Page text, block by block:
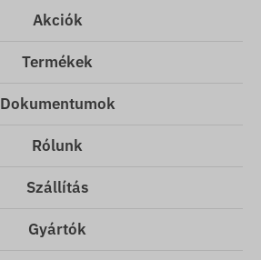
Akciók
Termékek
Dokumentumok
Rólunk
Szállítás
Gyártók